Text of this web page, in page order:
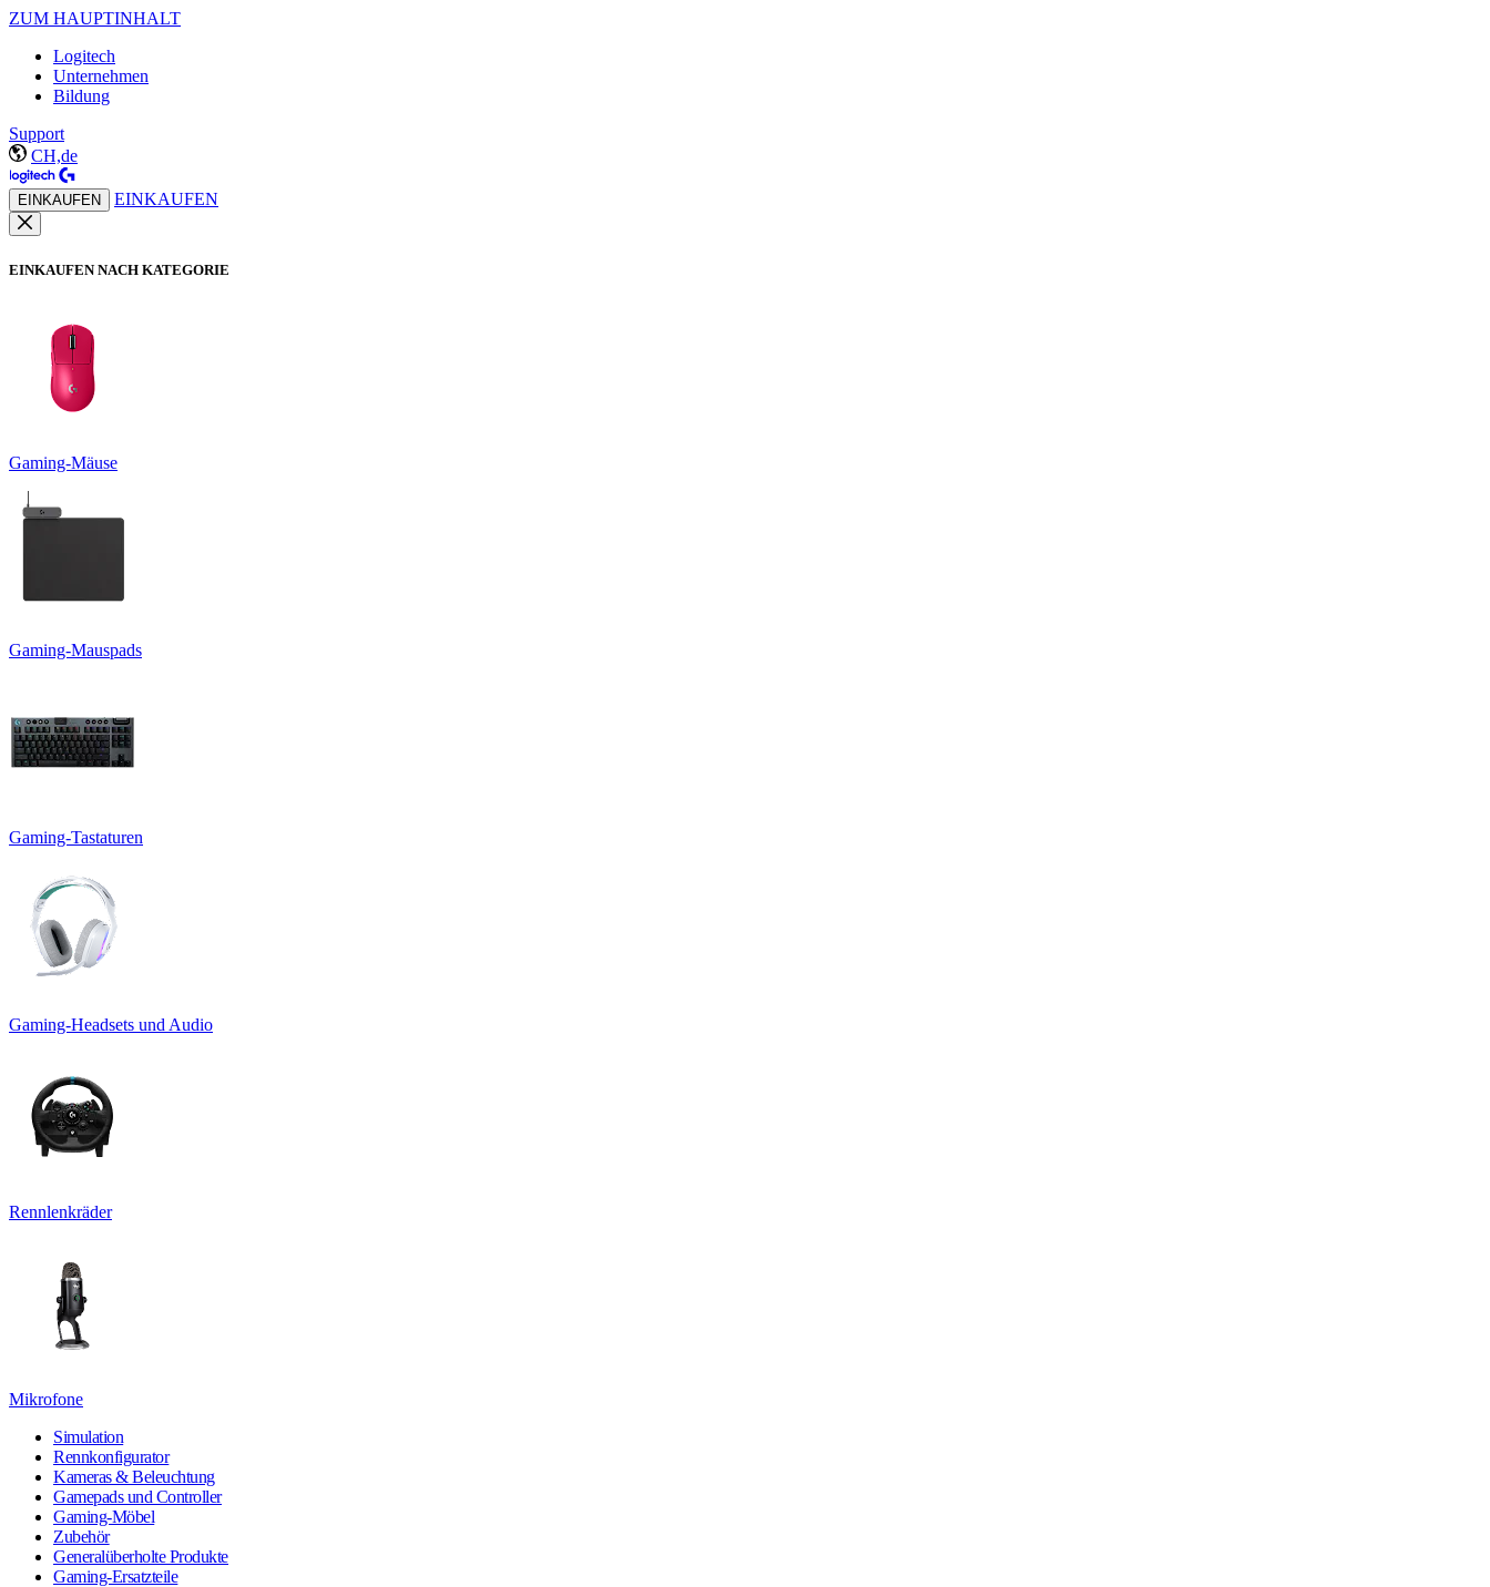
ZUM HAUPTINHALT
Logitech
Unternehmen
Bildung
Support
CH,de
EINKAUFEN EINKAUFEN
EINKAUFEN NACH KATEGORIE
Gaming-Mäuse
Gaming-Mauspads
Gaming-Tastaturen
Gaming-Headsets und Audio
Rennlenkräder
Mikrofone
Simulation
Rennkonfigurator
Kameras & Beleuchtung
Gamepads und Controller
Gaming-Möbel
Zubehör
Generalüberholte Produkte
Gaming-Ersatzteile